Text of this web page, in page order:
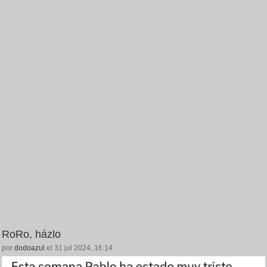
RoRo, házlo
por dodoazul el 31 jul 2024, 16:14